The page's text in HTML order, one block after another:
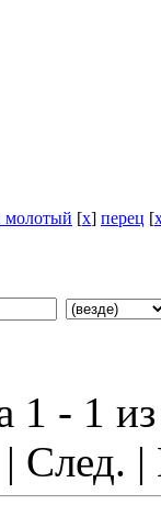
молотый [x] перец [
1 - 1
| След.